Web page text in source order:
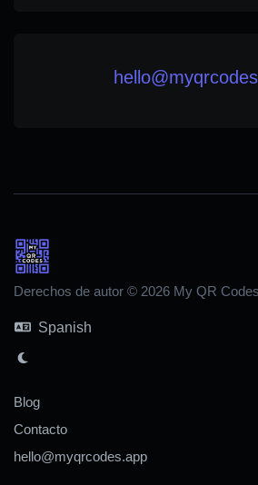
Derechos de autor © 2026 My QR Codes
Spanish
Blog
Contacto
hello@myqrcodes.app